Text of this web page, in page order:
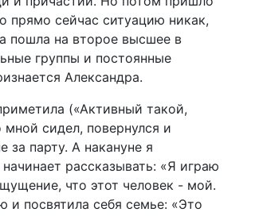
прямо сейчас ситуацию никак,
пошла на второе высшее в
группы и постоянные
Александра.
(«Активный такой,
сидел, повернулся и
парту. А накануне я
рассказывать: «Я играю
что этот человек - мой.
посвятила себя семье: «Это